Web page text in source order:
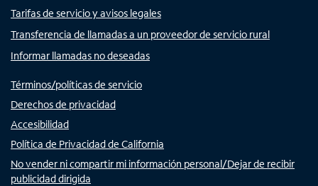
Tarifas de servicio y avisos legales
Transferencia de llamadas a un proveedor de servicio rural
Informar llamadas no deseadas
Términos/políticas de servicio
Derechos de privacidad
Accesibilidad
Política de Privacidad de California
No vender ni compartir mi información personal/Dejar de recibir
publicidad dirigida